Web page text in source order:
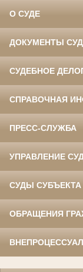
О СУДЕ
ДОКУМЕНТЫ
СУДЕБНОЕ
СПРАВОЧНАЯ
ПРЕСС-СЛУЖБА
УПРАВЛЕНИЕ
СУДЫ
ОБРАЩЕНИЯ